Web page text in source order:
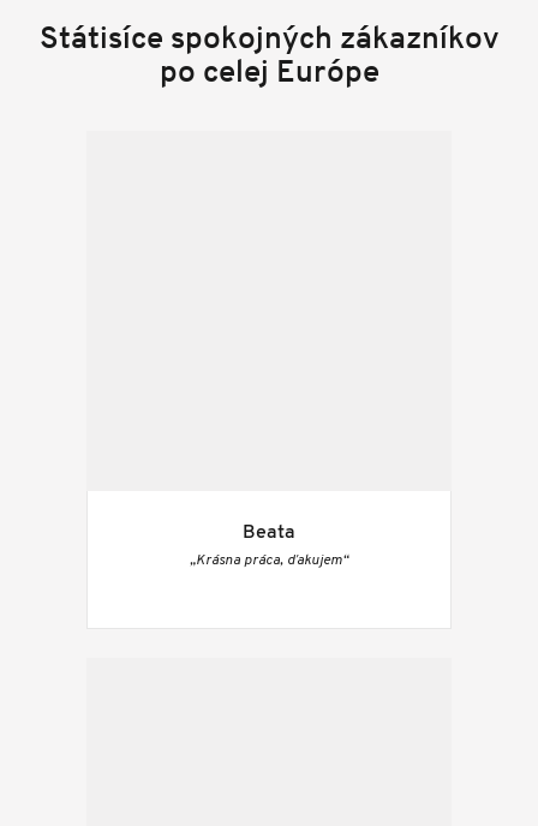
Státisíce spokojných zákazníkov
po celej Európe
Beata
„Krásna práca, ďakujem“